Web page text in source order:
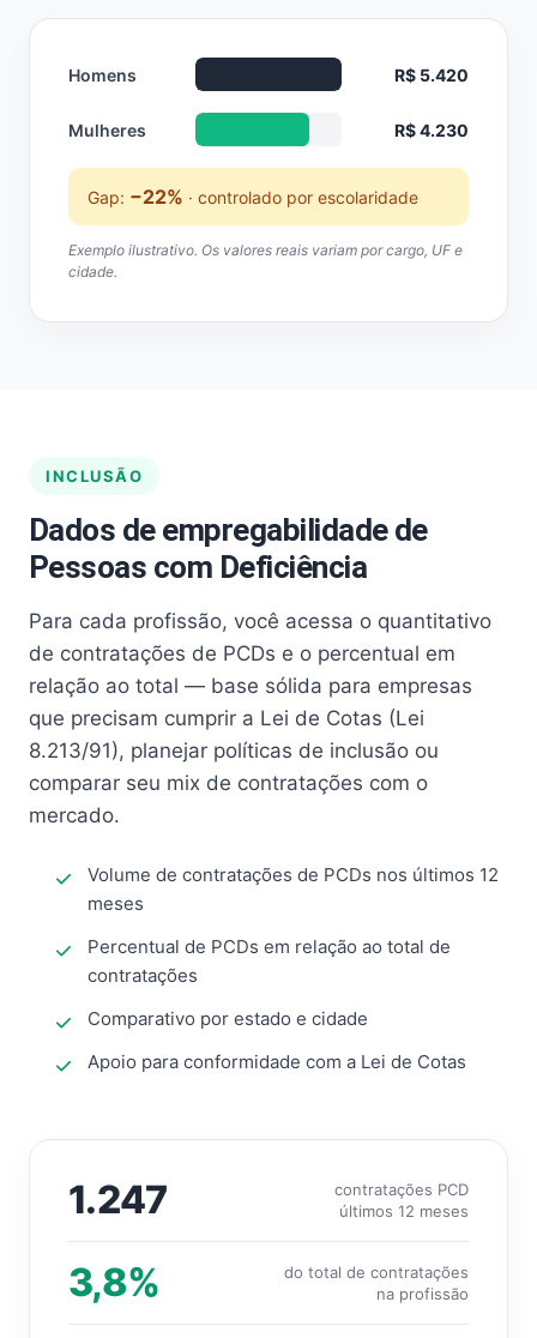
Homens R$ 5.420
Mulheres R$ 4.230
Gap: −22% · controlado por escolaridade
Exemplo ilustrativo. Os valores reais variam por cargo, UF e
cidade.
INCLUSÃO
Dados de empregabilidade de
Pessoas com Deficiência
Para cada profissão, você acessa o quantitativo
de contratações de PCDs e o percentual em
relação ao total — base sólida para empresas
que precisam cumprir a Lei de Cotas (Lei
8.213/91), planejar políticas de inclusão ou
comparar seu mix de contratações com o
mercado.
Volume de contratações de PCDs nos últimos 12
meses
Percentual de PCDs em relação ao total de
contratações
Comparativo por estado e cidade
Apoio para conformidade com a Lei de Cotas
1.247
contratações PCD
últimos 12 meses
3,8%
do total de contratações
na profissão